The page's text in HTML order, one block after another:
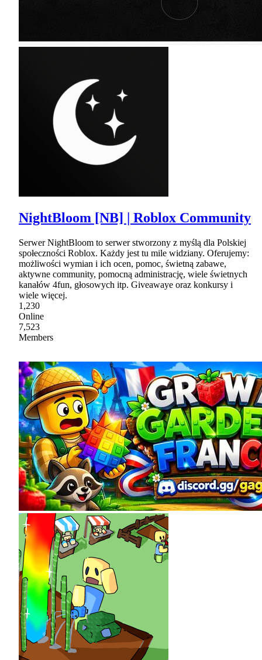
NightBloom [NB] | Roblox Community
Serwer NightBloom to serwer stworzony z myślą dla Polskiej
społeczności Roblox. Każdy jest tu mile widziany. Oferujemy:
możliwości wymian i ich ocen, pomoc, świetną zabawe,
aktywne community, pomocną administrację, wiele świetnych
kanałów 4fun, głosowych itp. Giveawaye oraz konkursy i
wiele więcej.
1,230
Online
7,523
Members